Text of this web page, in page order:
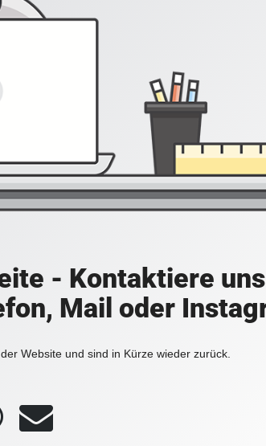
- Kontaktiere
Mail oder
Website und sind in Kürze wieder zurück.